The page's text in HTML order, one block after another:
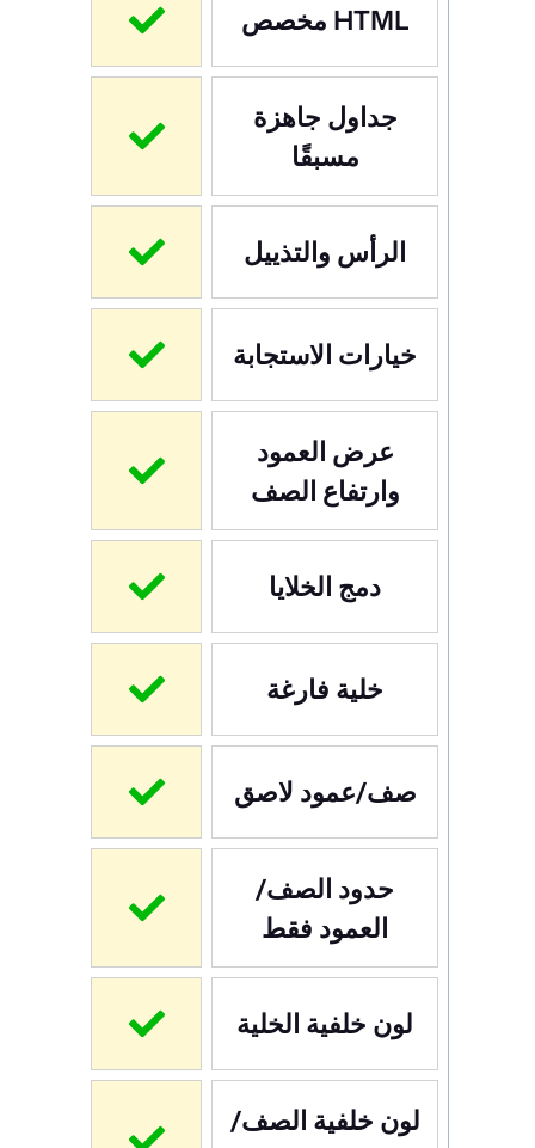
HTML مخصص
جداول جاهزة
مسبقًا
الرأس والتذييل
خيارات الاستجابة
عرض العمود
وارتفاع الصف
دمج الخلايا
خلية فارغة
صف/عمود لاصق
حدود الصف/
العمود فقط
لون خلفية الخلية
لون خلفية الصف/